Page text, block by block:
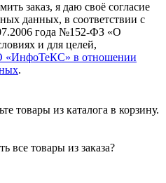
заказ, я даю своё согласие
данных, в соответствии с
года №152-ФЗ «О
и для целей,
«ИнфоТеКС» в отношении
.
товары из каталога в корзину.
все товары из заказа?